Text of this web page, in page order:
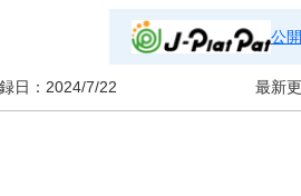
公
日： 2024/7/22 最新